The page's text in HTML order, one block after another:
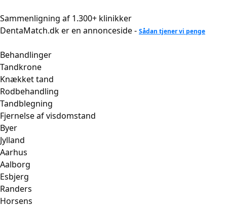
til
indhold
Sammenligning af 1.300+ klinikker
DentaMatch.dk er en annonceside - Sådan tjener vi penge
Behandlinger
Tandkrone
Knækket tand
Rodbehandling
Tandblegning
Fjernelse af visdomstand
Byer
Jylland
Aarhus
Aalborg
Esbjerg
Randers
Horsens